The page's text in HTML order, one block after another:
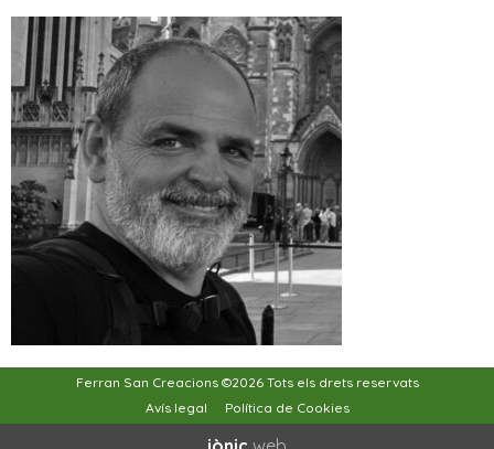
Ferran San Creacions ©2026 Tots els drets reservats
Avís legal
Política de Cookies